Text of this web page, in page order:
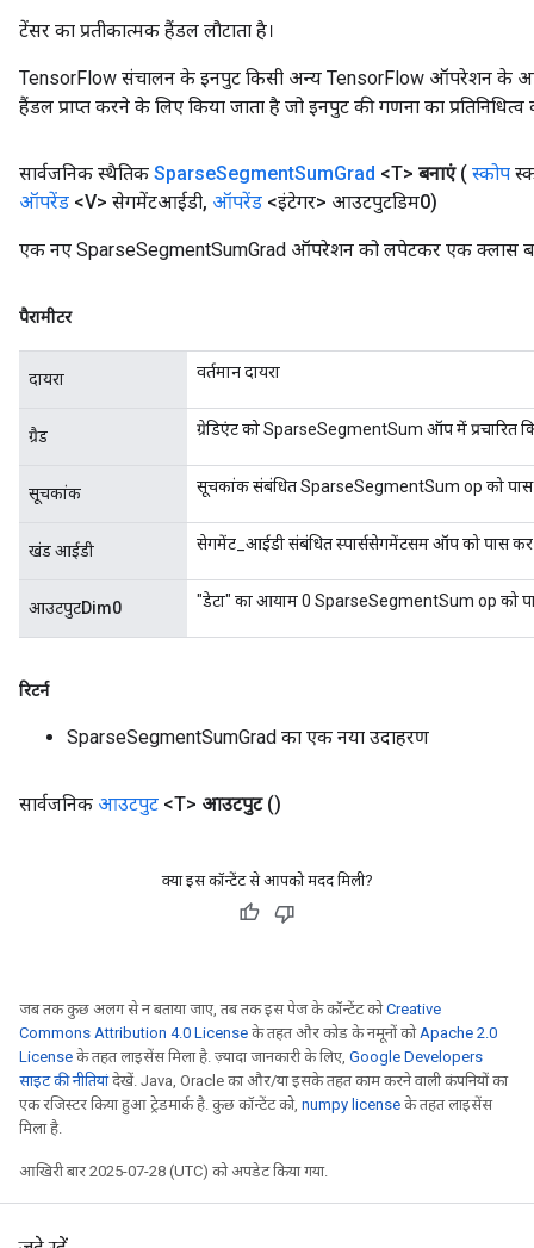
टेंसर का प्रतीकात्मक हैंडल लौटाता है।
TensorFlow संचालन के इनपुट किसी अन्य TensorFlow ऑपरेशन के
हैंडल प्राप्त करने के लिए किया जाता है जो इनपुट की गणना का प्रतिनिधित्व
सार्वजनिक स्थैतिक SparseSegmentSumGrad <T> बनाएं ( स्कोप
ऑपरेंड <V> सेगमेंटआईडी, ऑपरेंड <इंटेगर> आउटपुटडिम0)
एक नए SparseSegmentSumGrad ऑपरेशन को लपेटकर एक क्लास
पैरामीटर
दायरा वर्तमान दायरा
ग्रैड ग्रेडिएंट को SparseSegmentSum ऑप में प्रचारित
सूचकांक सूचकांक संबंधित SparseSegmentSum op को पास
खंड आईडी सेगमेंट_आईडी संबंधित स्पार्ससेगमेंटसम ऑप को पास कर
आउटपुटDim0 "डेटा" का आयाम 0 SparseSegmentSum op को
रिटर्न
SparseSegmentSumGrad का एक नया उदाहरण
सार्वजनिक आउटपुट <T> आउटपुट ()
क्या इस कॉन्टेंट से आपको मदद मिली?
जब तक कुछ अलग से न बताया जाए, तब तक इस पेज के कॉन्टेंट कोCreative
Commons Attribution 4.0 License के तहत और कोड के नमूनों कोApache 2.0
License के तहत लाइसेंस मिला है. ज़्यादा जानकारी के लिए, Google Developers
साइट की नीतियांदेखें. Java, Oracle का और/या इसके तहत काम करने वाली कंपनियों का
एक रजिस्टर किया हुआ ट्रेडमार्क है. कुछ कॉन्टेंट को, numpy license के तहत लाइसेंस
मिला है.
आखिरी बार 2025-07-28 (UTC) को अपडेट किया गया.